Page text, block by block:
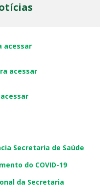
acessar
acessar
Secretaria de Saúde
do COVID-19
da Secretaria